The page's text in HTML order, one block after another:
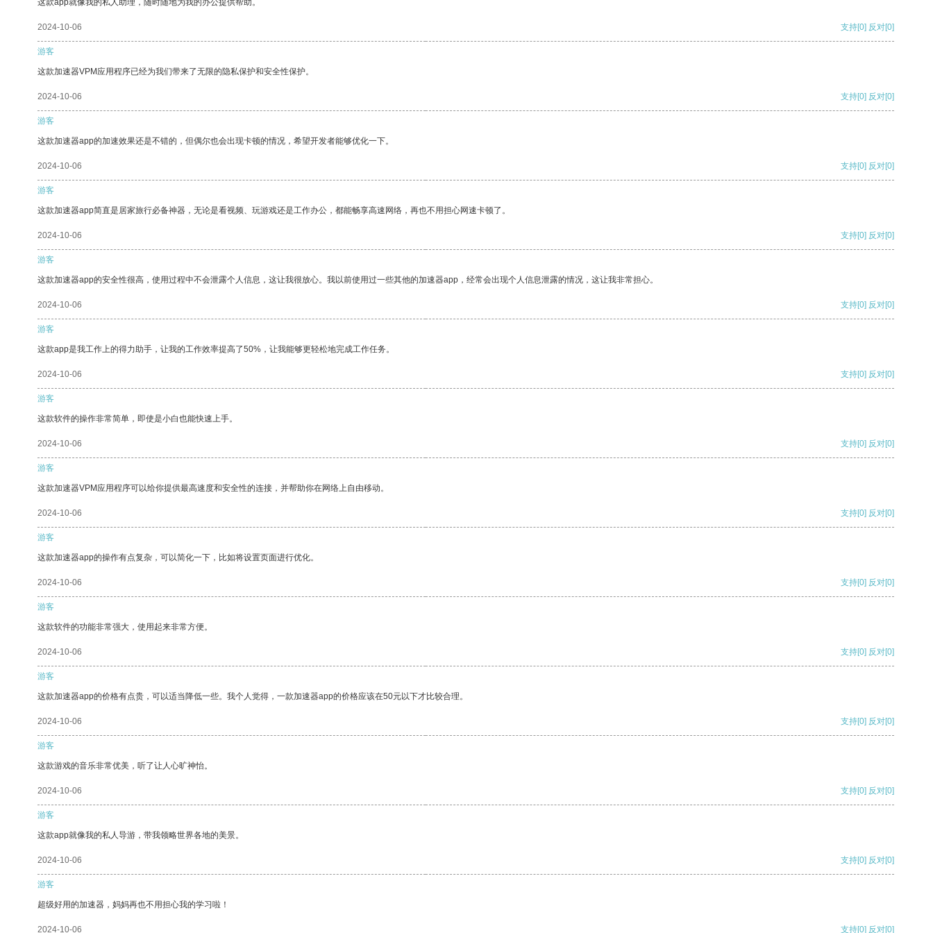
这款app就像我的私人助理，随时随地为我的办公提供帮助。
2024-10-06 支持[0] 反对[0]
游客
这款加速器VPM应用程序已经为我们带来了无限的隐私保护和安全性保护。
2024-10-06 支持[0] 反对[0]
游客
这款加速器app的加速效果还是不错的，但偶尔也会出现卡顿的情况，希望开发者能够优化一下。
2024-10-06 支持[0] 反对[0]
游客
这款加速器app简直是居家旅行必备神器，无论是看视频、玩游戏还是工作办公，都能畅享高速网络，再也不用担心网速卡顿了。
2024-10-06 支持[0] 反对[0]
游客
这款加速器app的安全性很高，使用过程中不会泄露个人信息，这让我很放心。我以前使用过一些其他的加速器app，经常会出现个人信息泄露的情况，这让我非常担心。
2024-10-06 支持[0] 反对[0]
游客
这款app是我工作上的得力助手，让我的工作效率提高了50%，让我能够更轻松地完成工作任务。
2024-10-06 支持[0] 反对[0]
游客
这款软件的操作非常简单，即使是小白也能快速上手。
2024-10-06 支持[0] 反对[0]
游客
这款加速器VPM应用程序可以给你提供最高速度和安全性的连接，并帮助你在网络上自由移动。
2024-10-06 支持[0] 反对[0]
游客
这款加速器app的操作有点复杂，可以简化一下，比如将设置页面进行优化。
2024-10-06 支持[0] 反对[0]
游客
这款软件的功能非常强大，使用起来非常方便。
2024-10-06 支持[0] 反对[0]
游客
这款加速器app的价格有点贵，可以适当降低一些。我个人觉得，一款加速器app的价格应该在50元以下才比较合理。
2024-10-06 支持[0] 反对[0]
游客
这款游戏的音乐非常优美，听了让人心旷神怡。
2024-10-06 支持[0] 反对[0]
游客
这款app就像我的私人导游，带我领略世界各地的美景。
2024-10-06 支持[0] 反对[0]
游客
超级好用的加速器，妈妈再也不用担心我的学习啦！
2024-10-06 支持[0] 反对[0]